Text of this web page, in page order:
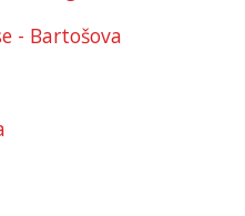
- Bartošova